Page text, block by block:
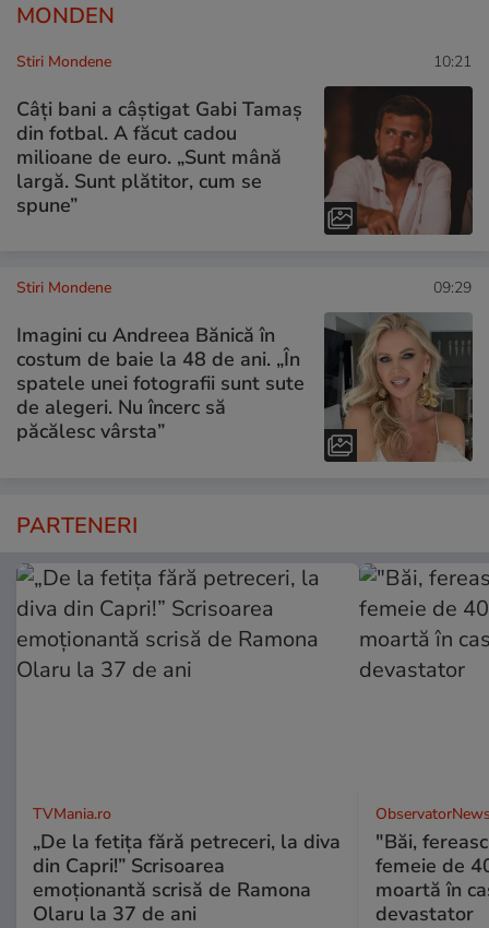
MONDEN
Stiri Mondene 10:21
Câți bani a câștigat Gabi Tamaș
din fotbal. A făcut cadou
milioane de euro. „Sunt mână
largă. Sunt plătitor, cum se
spune”
Stiri Mondene 09:29
Imagini cu Andreea Bănică în
costum de baie la 48 de ani. „În
spatele unei fotografii sunt sute
de alegeri. Nu încerc să
păcălesc vârsta”
PARTENERI
TVMania.ro
„De la fetița fără petreceri, la diva
din Capri!” Scrisoarea
emoționantă scrisă de Ramona
Olaru la 37 de ani
"Băi,
femeie de
moartă în
devastator